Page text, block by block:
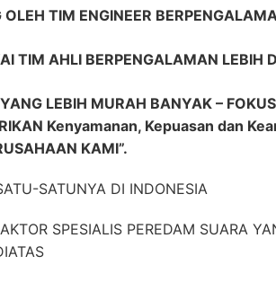
OLEH TIM ENGINEER
TIM AHLI BERPENGALAMAN LEBIH
LEBIH MURAH BANYAK –
Kenyamanan, Kepuasan dan
KAMI”.
SATUNYA DI INDONESIA
SPESIALIS PEREDAM SUARA